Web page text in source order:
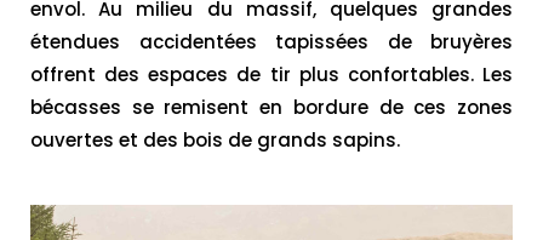
envol. Au milieu du massif, quelques grandes
étendues accidentées tapissées de bruyères
offrent des espaces de tir plus confortables. Les
bécasses se remisent en bordure de ces zones
ouvertes et des bois de grands sapins.